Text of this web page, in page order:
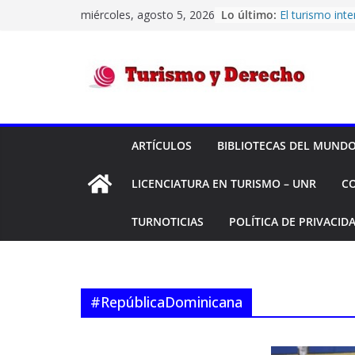
miércoles, agosto 5, 2026 Lo último: El turismo
Confiabilidad
Montreal -
Y OTROS C/
equipaje –
AÉREAS S.A.
Turismo
Derecho
ARTÍCULOS BIBLIOTECAS DEL
LICENCIATURA EN TURISMO – UNR
TURNOTICIAS POLÍTICA DE
#RepúblicaDominicana